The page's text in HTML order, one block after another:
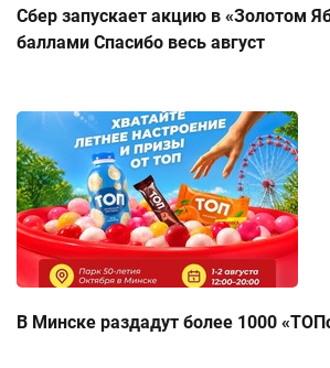
Сбер запускает акцию в «Золотом
баллами Спасибо весь август
В Минске раздадут более 1000